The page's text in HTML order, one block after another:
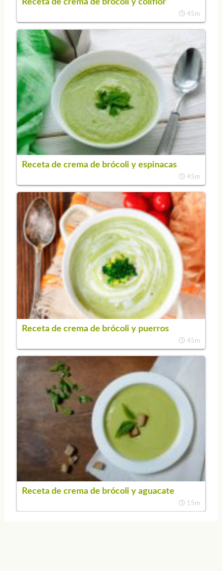
Receta de crema de brócoli y coliflor
45m
Receta de crema de brócoli y espinacas
45m
Receta de crema de brócoli y puerros
45m
Receta de crema de brócoli y aguacate
15m